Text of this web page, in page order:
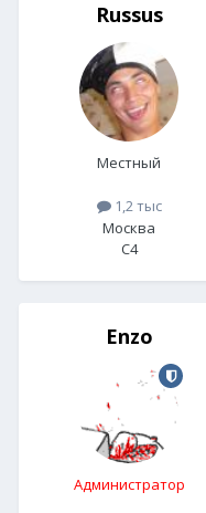
Russus
Местный
1,2 тыс
Москва
C4
Enzo
Администратор